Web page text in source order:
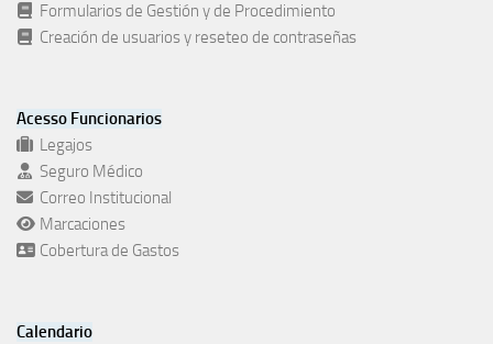
Formularios de Gestión y de Procedimiento
Creación de usuarios y reseteo de contraseñas
Acesso Funcionarios
Legajos
Seguro Médico
Correo Institucional
Marcaciones
Cobertura de Gastos
Calendario